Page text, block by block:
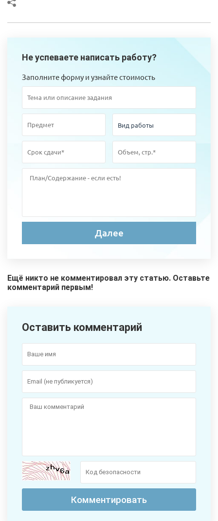
Не успеваете написать работу?
Заполните форму и узнайте стоимость
Ещё никто не комментировал эту статью. Оставьте
комментарий первым!
Оставить комментарий